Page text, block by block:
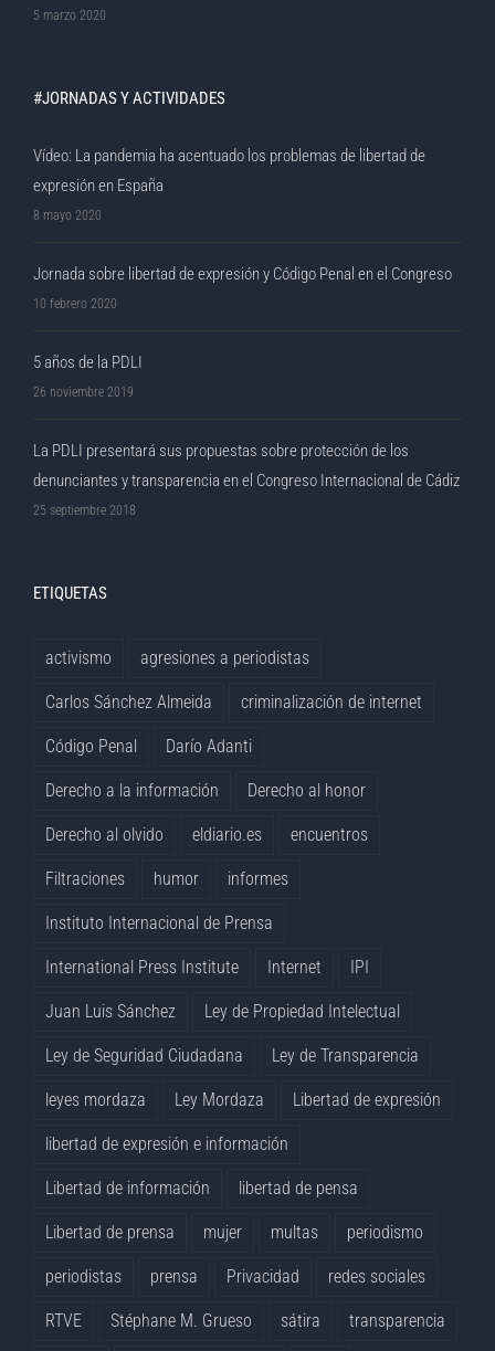
5 marzo 2020
#JORNADAS Y ACTIVIDADES
Vídeo: La pandemia ha acentuado los problemas de libertad de
expresión en España
8 mayo 2020
Jornada sobre libertad de expresión y Código Penal en el Congreso
10 febrero 2020
5 años de la PDLI
26 noviembre 2019
La PDLI presentará sus propuestas sobre protección de los
denunciantes y transparencia en el Congreso Internacional de Cádiz
25 septiembre 2018
ETIQUETAS
activismo agresiones a periodistas
Carlos Sánchez Almeida criminalización de internet
Código Penal Darío Adanti
Derecho a la información Derecho al honor
Derecho al olvido eldiario.es encuentros
Filtraciones humor informes
Instituto Internacional de Prensa
International Press Institute Internet IPI
Juan Luis Sánchez Ley de Propiedad Intelectual
Ley de Seguridad Ciudadana Ley de Transparencia
leyes mordaza Ley Mordaza Libertad de expresión
libertad de expresión e información
Libertad de información libertad de pensa
Libertad de prensa mujer multas periodismo
periodistas prensa Privacidad redes sociales
RTVE Stéphane M. Grueso sátira transparencia